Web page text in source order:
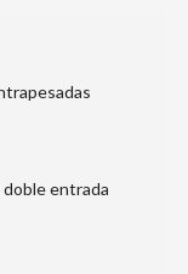
entrada